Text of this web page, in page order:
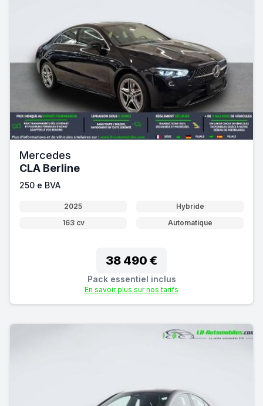
Mercedes
CLA Berline
250 e BVA
2025
Hybride
163 cv
Automatique
38 490 €
Pack essentiel inclus
En savoir plus sur nos tarifs